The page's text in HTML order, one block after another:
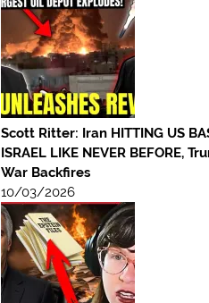
Scott Ritter: Iran HITTING US
ISRAEL LIKE NEVER BEFORE,
War Backfires
10/03/2026